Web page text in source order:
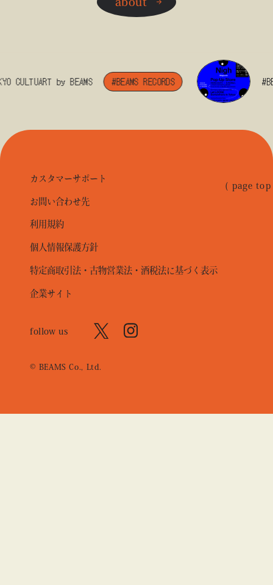
by BEAMS #BEAMS RECORDS #BEAMS
( page
カスタマーサポート
お問い合わせ先
利用規約
個人情報保護方針
特定商取引法・古物営業法・酒税法に基づく表示
企業サイト
follow us
© BEAMS Co., Ltd.